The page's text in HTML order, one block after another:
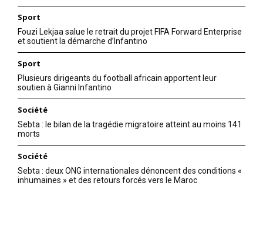
Sport
Fouzi Lekjaa salue le retrait du projet FIFA Forward Enterprise
et soutient la démarche d’Infantino
Sport
Plusieurs dirigeants du football africain apportent leur
soutien à Gianni Infantino
Société
Sebta : le bilan de la tragédie migratoire atteint au moins 141
morts
Société
Sebta : deux ONG internationales dénoncent des conditions «
inhumaines » et des retours forcés vers le Maroc